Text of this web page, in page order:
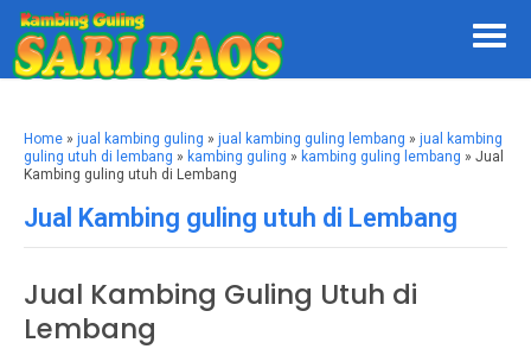
Home » jual kambing guling » jual kambing guling lembang » jual kambing
guling utuh di lembang » kambing guling » kambing guling lembang » Jual
Kambing guling utuh di Lembang
Jual Kambing guling utuh di Lembang
Jual Kambing Guling Utuh di
Lembang